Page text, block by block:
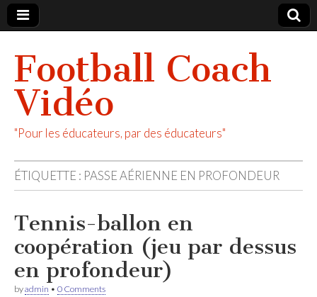
Football Coach
Vidéo
"Pour les éducateurs, par des éducateurs"
ÉTIQUETTE : PASSE AÉRIENNE EN PROFONDEUR
Tennis-ballon en
coopération (jeu par dessus
en profondeur)
byadmin • 0 Comments